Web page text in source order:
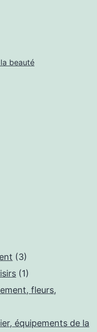
beauté
(3)
(1)
fleurs,
équipements de la